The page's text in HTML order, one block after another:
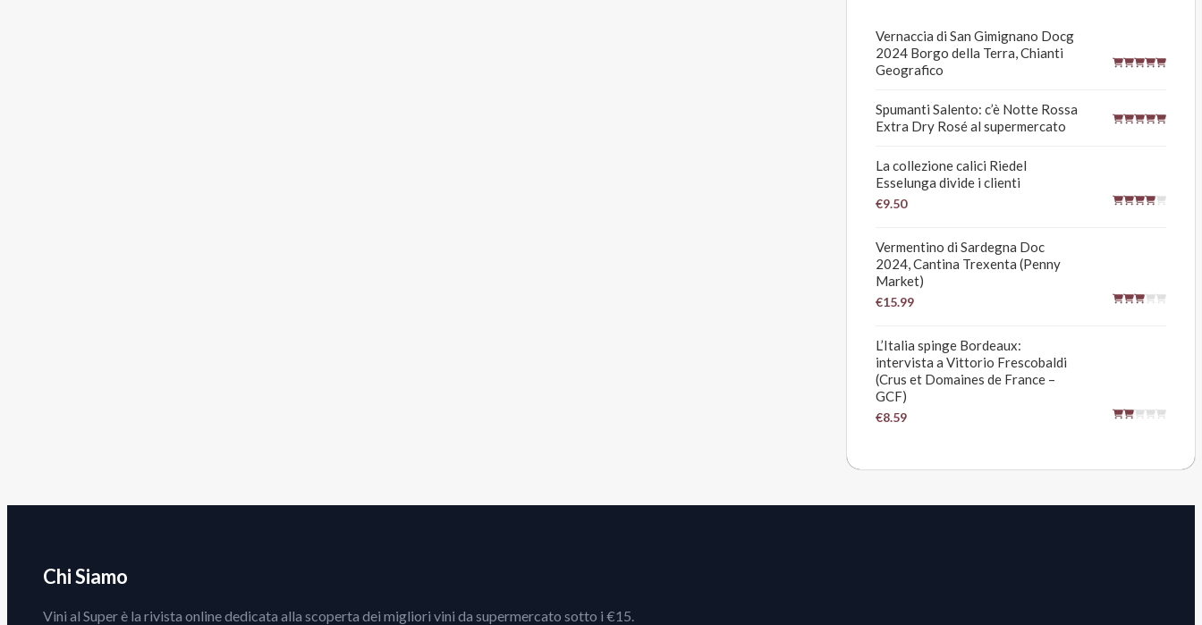
Vernaccia di San Gimignano Docg
2024 Borgo della Terra, Chianti
Geografico
Spumanti Salento: c’è Notte Rossa
Extra Dry Rosé al supermercato
La collezione calici Riedel
Esselunga divide i clienti
€9.50
Vermentino di Sardegna Doc
2024, Cantina Trexenta (Penny
Market)
€15.99
L’Italia spinge Bordeaux:
intervista a Vittorio Frescobaldi
(Crus et Domaines de France –
GCF)
€8.59
Chi Siamo
Vini al Super è la rivista online dedicata alla scoperta dei migliori vini da supermercato sotto i €15.